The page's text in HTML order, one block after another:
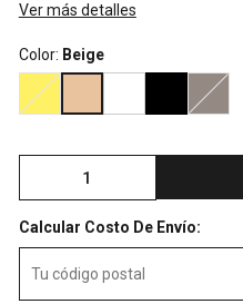
Ver más detalles
Color: Beige
Calcular Costo De Envío: